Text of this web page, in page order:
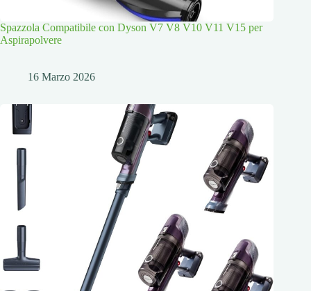
Spazzola Compatibile con Dyson V7 V8 V10 V11 V15 per
Aspirapolvere
16 Marzo 2026